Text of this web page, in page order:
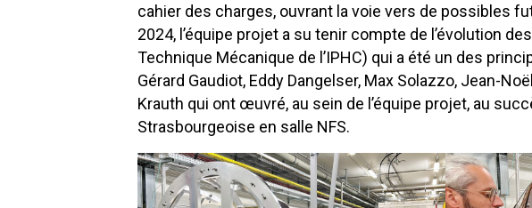
cahier des charges, ouvrant la voie vers de possibles
2024, l’équipe projet a su tenir compte de l’évolution
Technique Mécanique de l’IPHC) qui a été un des
Gérard Gaudiot, Eddy Dangelser, Max Solazzo, Jean-
Krauth qui ont œuvré, au sein de l’équipe projet, au
Strasbourgeoise en salle NFS.